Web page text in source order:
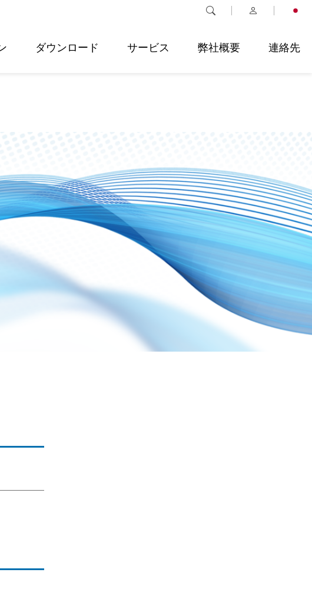
ダウンロード サービス 弊社概要 連絡先